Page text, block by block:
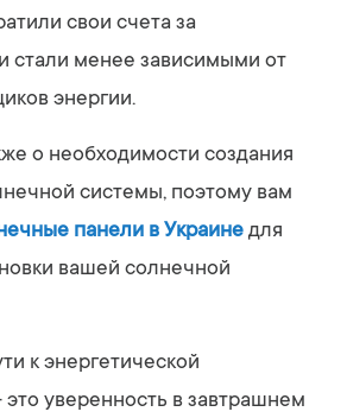
свои счета за
стали менее зависимыми от
энергии.
о необходимости создания
системы, поэтому вам
панели в Украине для
вашей солнечной
к энергетической
уверенность в завтрашнем